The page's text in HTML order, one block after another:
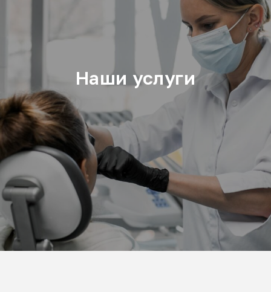
Наши услуги